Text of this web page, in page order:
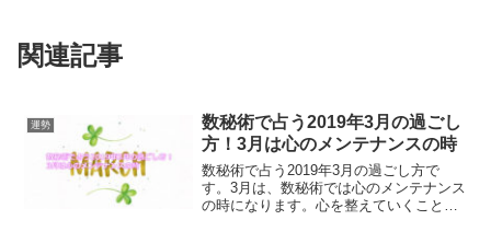
関連記事
運勢
数秘術で占う2019年3月の過ごし
方！3月は心のメンテナンスの時
数秘術で占う2019年3月の過ごし方で
す。3月は、数秘術では心のメンテナンス
の時になります。心を整えていくこと